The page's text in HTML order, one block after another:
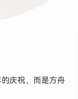
庆祝，而是方舟